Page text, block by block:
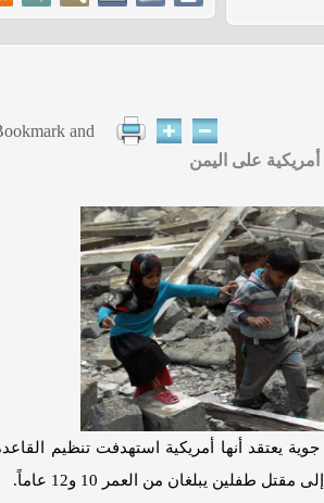
على اليمن
يعتقد أنها أمريكية استهدفت تنظيم
طفلين يبلغان من العمر 10 و12 عاماً.